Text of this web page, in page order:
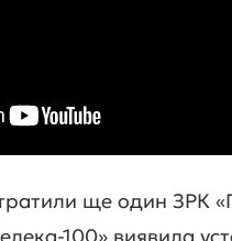
ще один ЗРК